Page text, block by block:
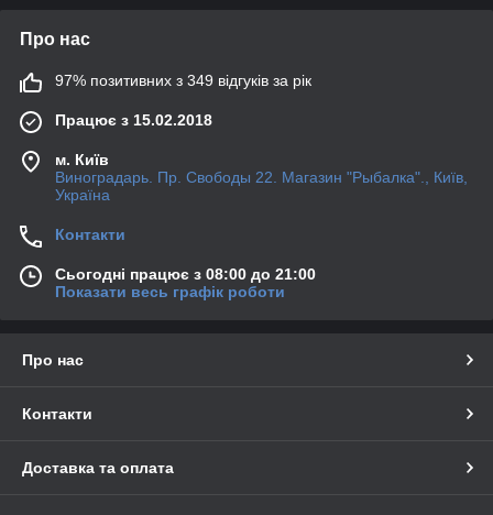
Про нас
97% позитивних з 349 відгуків за рік
Працює з 15.02.2018
м. Київ
Виноградарь. Пр. Свободы 22. Магазин "Рыбалка"., Київ,
Україна
Контакти
Сьогодні працює з 08:00 до 21:00
Показати весь графік роботи
Про нас
Контакти
Доставка та оплата